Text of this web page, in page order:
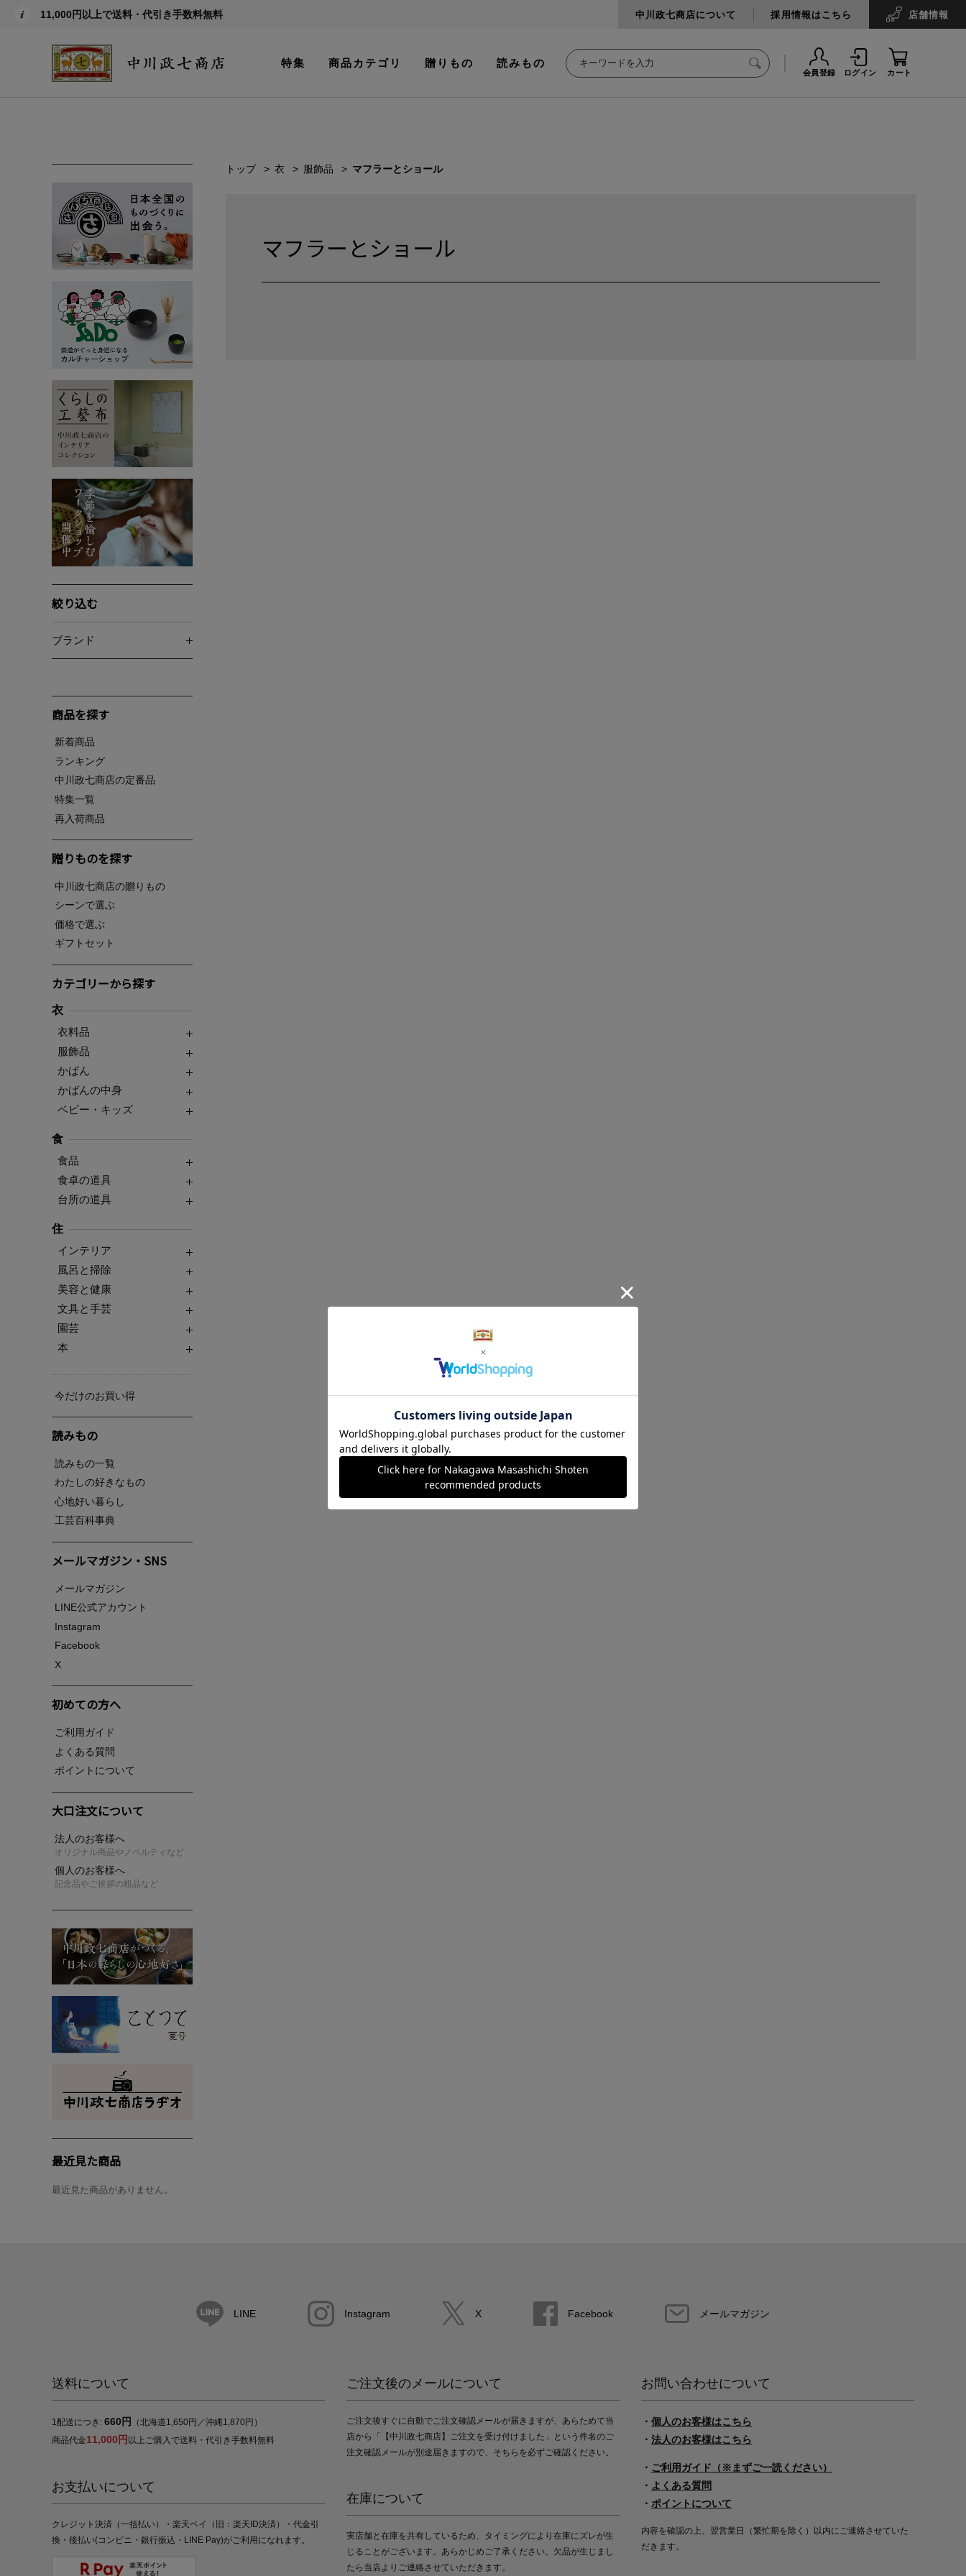
11,000円以上で送料・代引き手数料無料 中川政七商店について 採用情報はこちら 店舗情報
特集 商品カテゴリ 贈りもの 読みもの
会員登録 ログイン カート
絞り込む
ブランド
商品を探す
新着商品
ランキング
中川政七商店の定番品
特集一覧
再入荷商品
贈りものを探す
中川政七商店の贈りもの
シーンで選ぶ
価格で選ぶ
ギフトセット
カテゴリーから探す
衣
衣料品
服飾品
かばん
かばんの中身
ベビー・キッズ
食
食品
食卓の道具
台所の道具
住
インテリア
風呂と掃除
美容と健康
文具と手芸
園芸
本
今だけのお買い得
読みもの
読みもの一覧
わたしの好きなもの
心地好い暮らし
工芸百科事典
メールマガジン・SNS
メールマガジン
LINE公式アカウント
Instagram
Facebook
X
初めての方へ
ご利用ガイド
よくある質問
ポイントについて
大口注文について
法人のお客様へ
オリジナル商品やノベルティなど
個人のお客様へ
記念品やご挨拶の粗品など
最近見た商品
最近見た商品がありません。
トップ 衣 服飾品 マフラーとショール
マフラーとショール
LINE Instagram X Facebook メールマガジン
送料について
1配送につき: 660円
（北海道1,650円／沖縄1,870円）
商品代金11,000円 以上ご購入で送料・代引き手数料無料
お支払いについて
クレジット決済（一括払い）・楽天ペイ（旧：楽天ID決済）・代金引
換・後払い(コンビニ・銀行振込・LINE Pay)がご利用になれます。
ご注文後のメールについて
ご注文後すぐに自動でご注文確認メールが届きますが、あらためて当
店から「【中川政七商店】ご注文を受け付けました」という件名のご
注文確認メールが別途届きますので、そちらを必ずご確認ください。
在庫について
実店舗と在庫を共有しているため、タイミングにより在庫にズレが生
じることがございます。あらかじめご了承ください。欠品が生じまし
たら当店よりご連絡させていただきます。
お問い合わせについて
・ 個人のお客様はこちら
・ 法人のお客様はこちら
・ ご利用ガイド（※まずご一読ください）
・ よくある質問
・ ポイントについて
内容を確認の上、翌営業日（繁忙期を除く）以内にご連絡させていた
だきます。